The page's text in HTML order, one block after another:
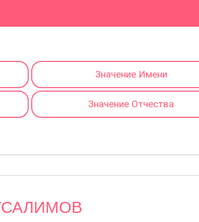
Значение Имени
Значение Отчества